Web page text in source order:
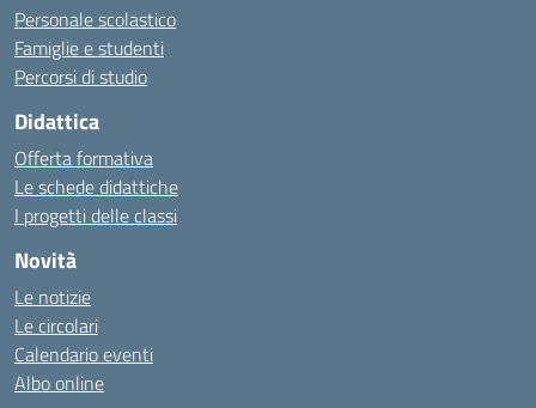
Personale scolastico
Famiglie e studenti
Percorsi di studio
Didattica
Offerta formativa
Le schede didattiche
I progetti delle classi
Novità
Le notizie
Le circolari
Calendario eventi
Albo online